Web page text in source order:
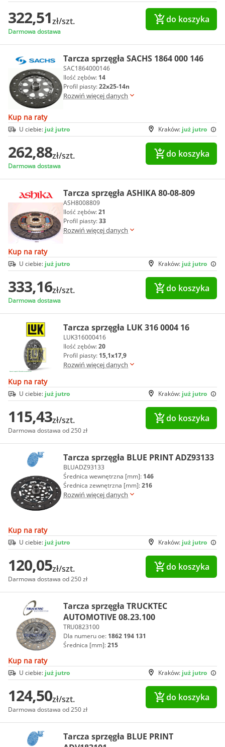
322,51zł/szt.
Darmowa dostawa
do koszyka
Tarcza sprzęgła SACHS 1864 000 146
SAC1864000146
Ilość zębów: 14
Profil piasty:22x25-14n
Rozwiń więcej danych
Kup na raty
Kraków: już jutro
U ciebie: już jutro
262,88zł/szt.
Darmowa dostawa
do koszyka
Tarcza sprzęgła ASHIKA 80-08-809
ASH8008809
Ilość zębów:21
Profil piasty:33
Rozwiń więcej danych
Kup na raty
Kraków: już jutro
U ciebie: już jutro
333,16zł/szt.
Darmowa dostawa
do koszyka
Tarcza sprzęgła LUK 316 0004 16
LUK316000416
Ilość zębów:20
Profil piasty: 15,1x17,9
Rozwiń więcej danych
Kup na raty
Kraków: już jutro
U ciebie: już jutro
115,43zł/szt.
Darmowa dostawa od 250 zł
do koszyka
Tarcza sprzęgła BLUE PRINT ADZ93133
BLUADZ93133
Średnica wewnętrzna [mm]: 146
Średnica zewnętrzna [mm]:216
Rozwiń więcej danych
Kup na raty
Kraków: już jutro
U ciebie: już jutro
120,05zł/szt.
Darmowa dostawa od 250 zł
do koszyka
Tarcza sprzęgła TRUCKTEC
AUTOMOTIVE 08.23.100
TRU0823100
Dla numeru oe: 1862 194 131
Średnica [mm]:215
Kup na raty
Kraków: już jutro
U ciebie: już jutro
124,50zł/szt.
Darmowa dostawa od 250 zł
do koszyka
Tarcza sprzęgła BLUE PRINT